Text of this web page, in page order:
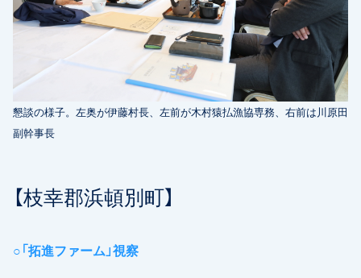
懇談の様子。左奥が伊藤村長、左前が木村猿払漁協専務、右前は川原田
副幹事長
【枝幸郡浜頓別町】
○「拓進ファーム」視察